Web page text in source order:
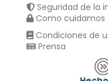
Seguridad de la
Como cuidamos
Condiciones de
Prensa